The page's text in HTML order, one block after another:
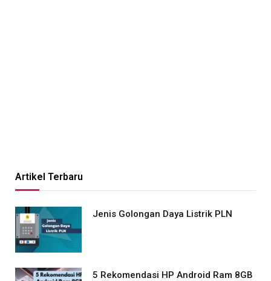
Artikel Terbaru
Jenis Golongan Daya Listrik PLN
5 Rekomendasi HP Android Ram 8GB